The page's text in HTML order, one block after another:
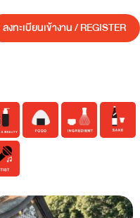
ลงทะเบียนเข้างาน / REGISTER